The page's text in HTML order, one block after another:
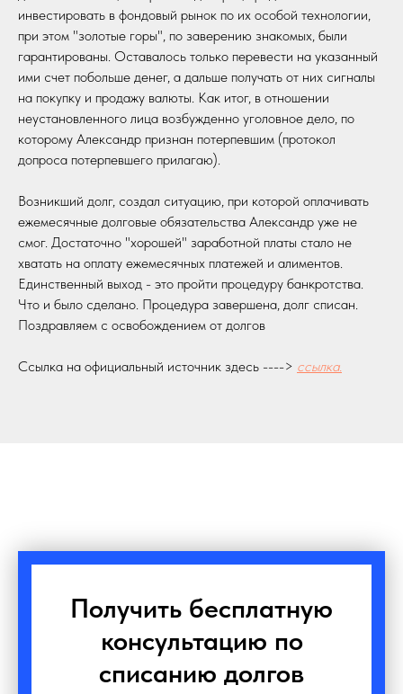
инвестировать в фондовый рынок по их особой технологии,
при этом "золотые горы", по заверению знакомых, были
гарантированы. Оставалось только перевести на указанный
ими счет побольше денег, а дальше получать от них сигналы
на покупку и продажу валюты. Как итог, в отношении
неустановленного лица возбужденно уголовное дело, по
которому Александр признан потерпевшим (протокол
допроса потерпевшего прилагаю).
Возникший долг, создал ситуацию, при которой оплачивать
ежемесячные долговые обязательства Александр уже не
смог. Достаточно "хорошей" заработной платы стало не
хватать на оплату ежемесячных платежей и алиментов.
Единственный выход - это пройти процедуру банкротства.
Что и было сделано. Процедура завершена, долг списан.
Поздравляем с освобождением от долгов
Ссылка на официальный источник здесь ----> ссылка.
Получить бесплатную
консультацию по
списанию долгов